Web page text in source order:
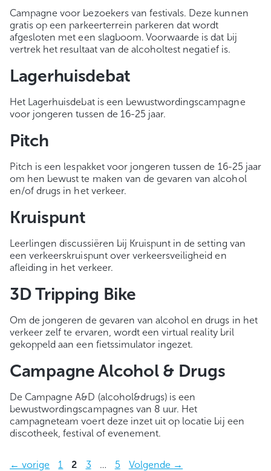
Campagne voor bezoekers van festivals. Deze kunnen
gratis op een parkeerterrein parkeren dat wordt
afgesloten met een slagboom. Voorwaarde is dat bij
vertrek het resultaat van de alcoholtest negatief is.
Lagerhuisdebat
Het Lagerhuisdebat is een bewustwordingscampagne
voor jongeren tussen de 16-25 jaar.
Pitch
Pitch is een lespakket voor jongeren tussen de 16-25 jaar
om hen bewust te maken van de gevaren van alcohol
en/of drugs in het verkeer.
Kruispunt
Leerlingen discussiëren bij Kruispunt in de setting van
een verkeerskruispunt over verkeersveiligheid en
afleiding in het verkeer.
3D Tripping Bike
Om de jongeren de gevaren van alcohol en drugs in het
verkeer zelf te ervaren, wordt een virtual reality bril
gekoppeld aan een fietssimulator ingezet.
Campagne Alcohol & Drugs
De Campagne A&D (alcohol&drugs) is een
bewustwordingscampagnes van 8 uur. Het
campagneteam voert deze inzet uit op locatie bij een
discotheek, festival of evenement.
← vorige Pagina
1 Pagina
2 Pagina
3 … Pagina
5 Volgende →